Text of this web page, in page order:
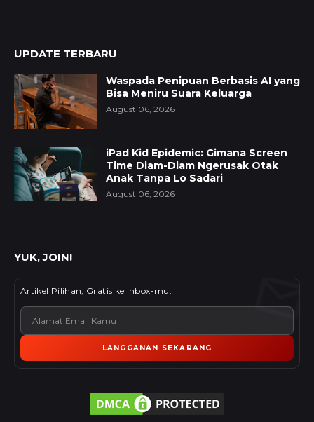
UPDATE TERBARU
Waspada Penipuan Berbasis AI yang
Bisa Meniru Suara Keluarga
August 06, 2026
iPad Kid Epidemic: Gimana Screen
Time Diam-Diam Ngerusak Otak
Anak Tanpa Lo Sadari
August 06, 2026
YUK, JOIN!
Artikel Pilihan, Gratis ke Inbox-mu.
LANGGANAN SEKARANG